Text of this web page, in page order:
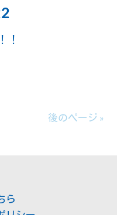
！
後のページ »
ら